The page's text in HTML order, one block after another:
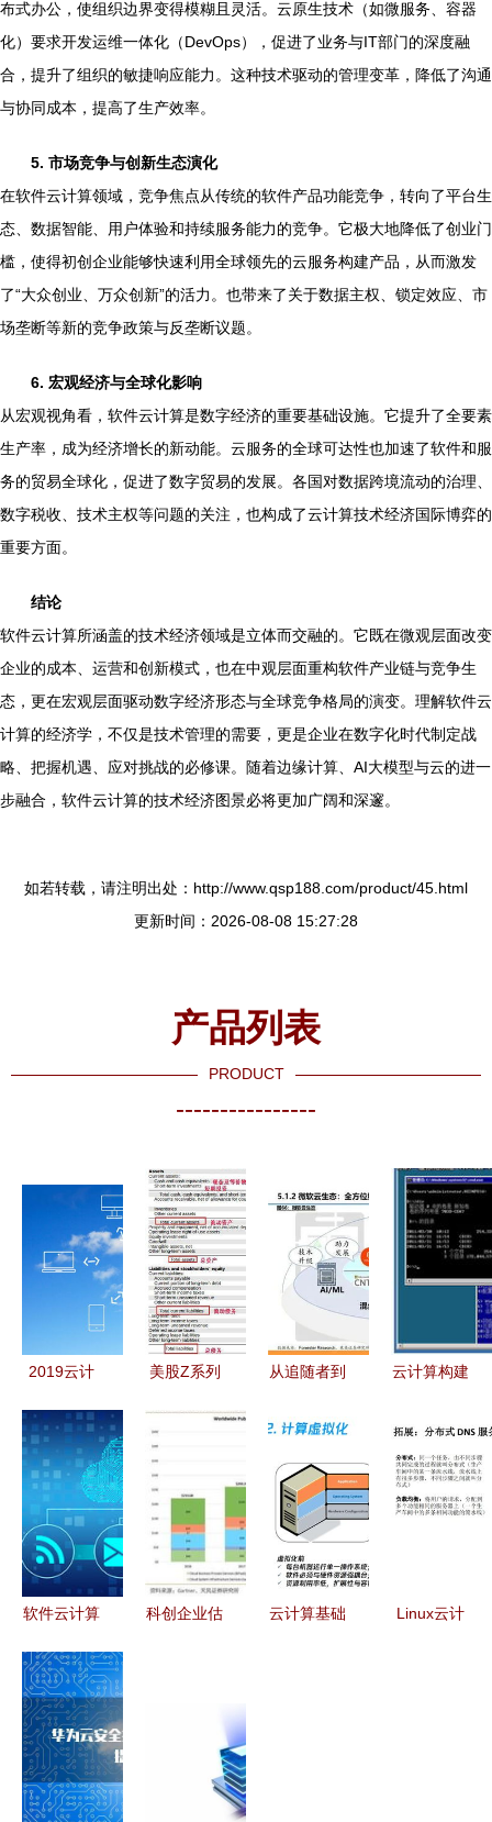
布式办公，使组织边界变得模糊且灵活。云原生技术（如微服务、容器
化）要求开发运维一体化（DevOps），促进了业务与IT部门的深度融
合，提升了组织的敏捷响应能力。这种技术驱动的管理变革，降低了沟通
与协同成本，提高了生产效率。
5. 市场竞争与创新生态演化
在软件云计算领域，竞争焦点从传统的软件产品功能竞争，转向了平台生
态、数据智能、用户体验和持续服务能力的竞争。它极大地降低了创业门
槛，使得初创企业能够快速利用全球领先的云服务构建产品，从而激发
了“大众创业、万众创新”的活力。也带来了关于数据主权、锁定效应、市
场垄断等新的竞争政策与反垄断议题。
6. 宏观经济与全球化影响
从宏观视角看，软件云计算是数字经济的重要基础设施。它提升了全要素
生产率，成为经济增长的新动能。云服务的全球可达性也加速了软件和服
务的贸易全球化，促进了数字贸易的发展。各国对数据跨境流动的治理、
数字税收、技术主权等问题的关注，也构成了云计算技术经济国际博弈的
重要方面。
结论
软件云计算所涵盖的技术经济领域是立体而交融的。它既在微观层面改变
企业的成本、运营和创新模式，也在中观层面重构软件产业链与竞争生
态，更在宏观层面驱动数字经济形态与全球竞争格局的演变。理解软件云
计算的经济学，不仅是技术管理的需要，更是企业在数字化时代制定战
略、把握机遇、应对挑战的必修课。随着边缘计算、AI大模型与云的进一
步融合，软件云计算的技术经济图景必将更加广阔和深邃。
如若转载，请注明出处：http://www.qsp188.com/product/45.html
更新时间：2026-08-08 15:27:28
产品列表
PRODUCT
----------------
2019云计
术趋势预测
软件定义与
云原生驱动
未来
美股Z系列
件之王，云
计算马力全
开，势夺全
球第一市值
桂冠
从追随者到
软Azure十
年蜕变与软
件云计算的
成功法则
云计算构建
Hyper-V安
装篇2 软件
环境与云化
软件云计算
正确性与实
践指南
科创企业估
云计算领域
云计算基础
Linux云计